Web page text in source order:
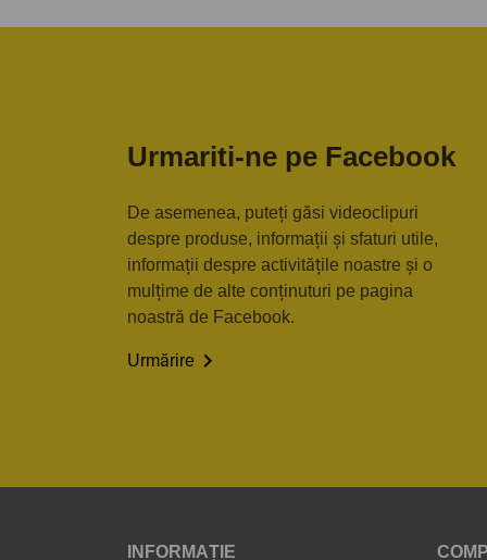
Urmariti-ne pe Facebook
De asemenea, puteți găsi videoclipuri
despre produse, informații și sfaturi utile,
informații despre activitățile noastre și o
mulțime de alte conținuturi pe pagina
noastră de Facebook.
Urmărire 
INFORMAȚIE